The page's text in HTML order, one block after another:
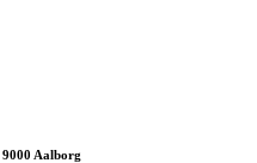
Aalborg